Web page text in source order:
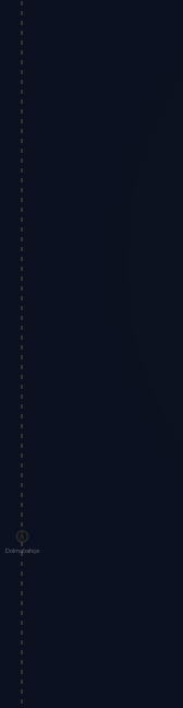
Dolmabahçe